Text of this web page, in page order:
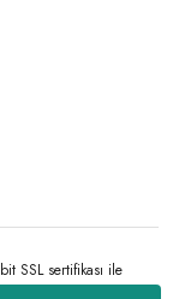
SSL sertifikası ile